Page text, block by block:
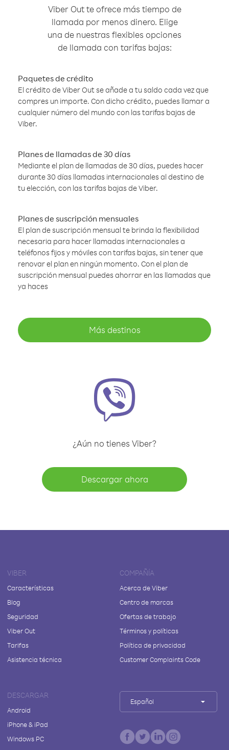
Viber Out te ofrece más tiempo de
llamada por menos dinero. Elige
una de nuestras flexibles opciones
de llamada con tarifas bajas:
Paquetes de crédito
El crédito de Viber Out se añade a tu saldo cada vez que
compres un importe. Con dicho crédito, puedes llamar a
cualquier número del mundo con las tarifas bajas de
Viber.
Planes de llamadas de 30 días
Mediante el plan de llamadas de 30 días, puedes hacer
durante 30 días llamadas internacionales al destino de
tu elección, con las tarifas bajas de Viber.
Planes de suscripción mensuales
El plan de suscripción mensual te brinda la flexibilidad
necesaria para hacer llamadas internacionales a
teléfonos fijos y móviles con tarifas bajas, sin tener que
renovar el plan en ningún momento. Con el plan de
suscripción mensual puedes ahorrar en las llamadas que
ya haces
Más destinos
¿Aún no tienes Viber?
Descargar ahora
VIBER
Características
Blog
Seguridad
Viber Out
Tarifas
Asistencia técnica
COMPAÑÍA
Acerca de Viber
Centro de marcas
Ofertas de trabajo
Términos y políticas
Política de privacidad
Customer Complaints Code
DESCARGAR
Android
iPhone & iPad
Windows PC
Español